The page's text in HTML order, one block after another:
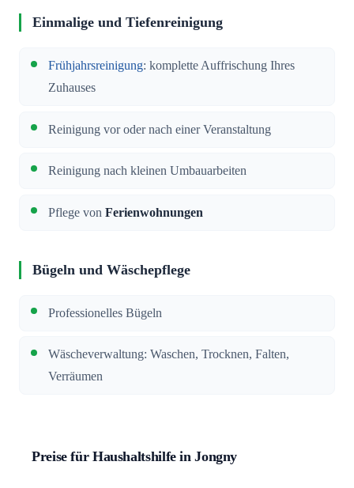
Einmalige und Tiefenreinigung
Frühjahrsreinigung: komplette Auffrischung Ihres
Zuhauses
Reinigung vor oder nach einer Veranstaltung
Reinigung nach kleinen Umbauarbeiten
Pflege von Ferienwohnungen
Bügeln und Wäschepflege
Professionelles Bügeln
Wäscheverwaltung: Waschen, Trocknen, Falten,
Verräumen
Preise für Haushaltshilfe in Jongny